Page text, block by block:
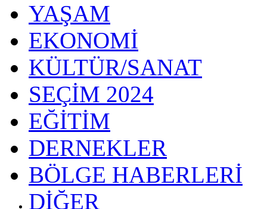
YAŞAM
EKONOMİ
KÜLTÜR/SANAT
SEÇİM 2024
EĞİTİM
DERNEKLER
BÖLGE HABERLERİ
DİĞER